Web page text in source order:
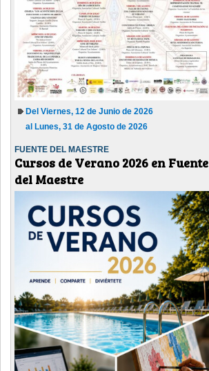
Del Viernes, 12 de Junio de 2026
al Lunes, 31 de Agosto de 2026
FUENTE DEL MAESTRE
Cursos de Verano 2026 en Fuente
del Maestre